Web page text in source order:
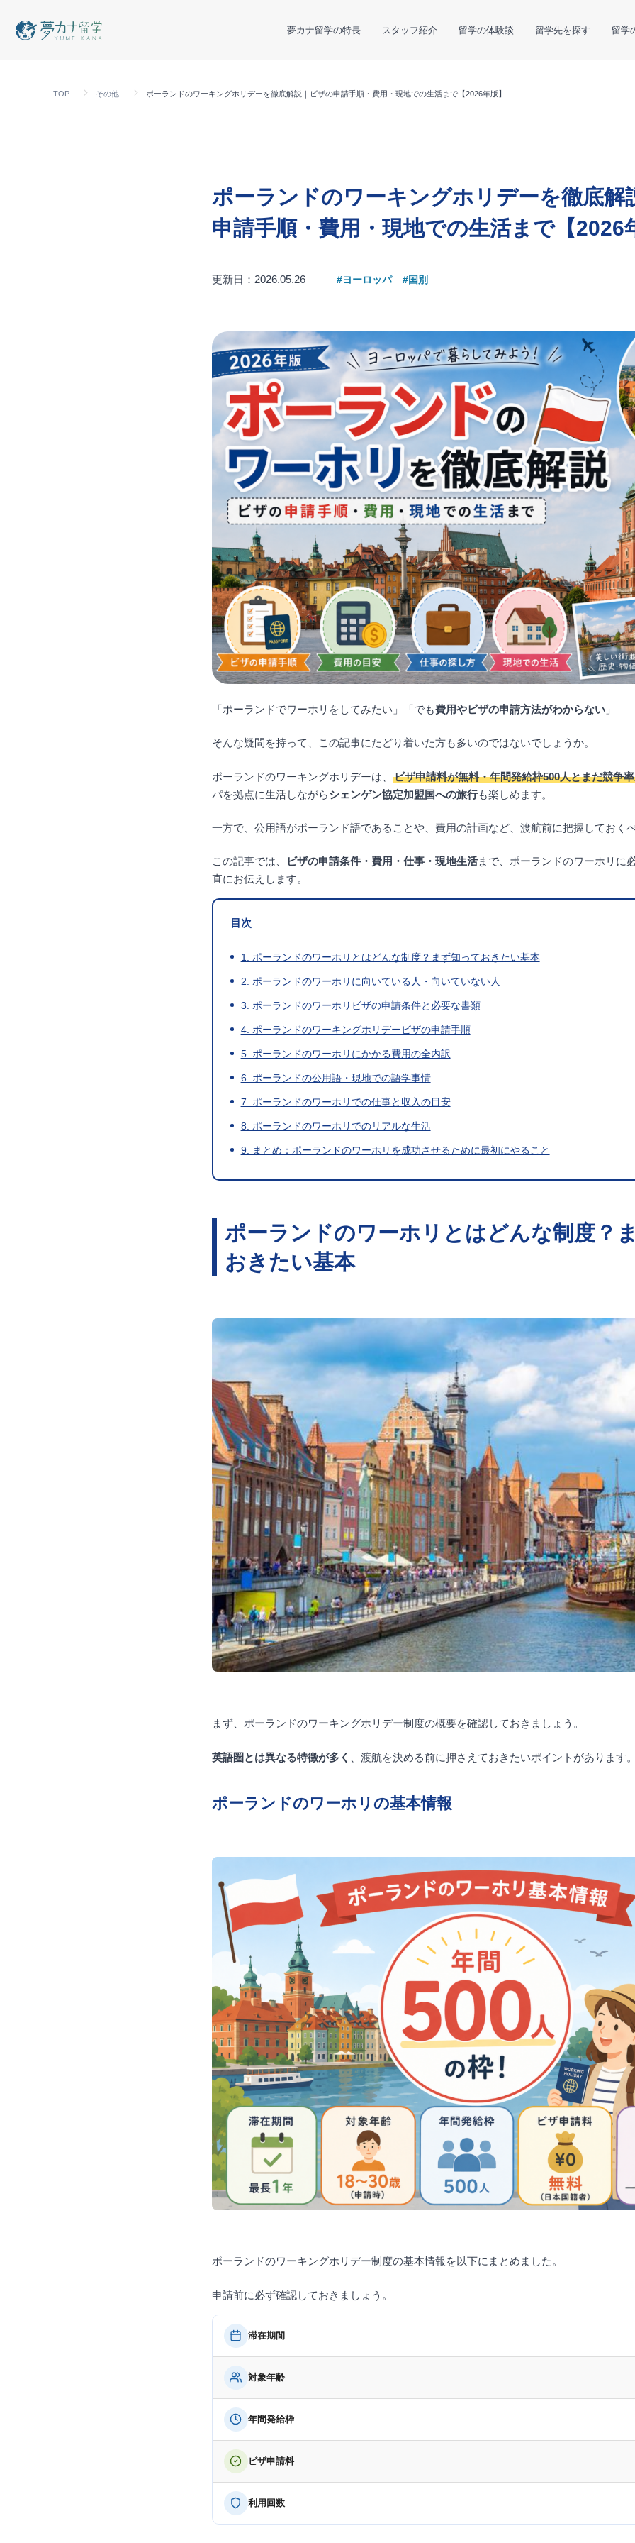
夢カナ留学の特長 スタッフ紹介 留学の体験談 留学先を探す 留学
TOP その他 ポーランドのワーキングホリデーを徹底解説｜ビザの申請手順・費用・現地での生活まで【2026年版】
ポーランドのワーキングホリデーを徹底解
申請手順・費用・現地での生活まで【2026
更新日：2026.05.26 #ヨーロッパ #国別
「ポーランドでワーホリをしてみたい」「でも費用やビザの申請方法がわからない」
そんな疑問を持って、この記事にたどり着いた方も多いのではないでしょうか。
ポーランドのワーキングホリデーは、
ビザ申請料が無料・年間発給枠500人とまだ競争
パを拠点に生活しながらシェンゲン協定加盟国への旅行も楽しめます。
一方で、公用語がポーランド語であることや、費用の計画など、渡航前に把握しておく
この記事では、 ビザの申請条件・費用・仕事・現地生活まで、ポーランドのワーホリに
直にお伝えします。
目次
1. ポーランドのワーホリとはどんな制度？まず知っておきたい基本
2. ポーランドのワーホリに向いている人・向いていない人
3. ポーランドのワーホリビザの申請条件と必要な書類
4. ポーランドのワーキングホリデービザの申請手順
5. ポーランドのワーホリにかかる費用の全内訳
6. ポーランドの公用語・現地での語学事情
7. ポーランドのワーホリでの仕事と収入の目安
8. ポーランドのワーホリでのリアルな生活
9. まとめ：ポーランドのワーホリを成功させるために最初にやること
ポーランドのワーホリとはどんな制度？
おきたい基本
まず、ポーランドのワーキングホリデー制度の概要を確認しておきましょう。
英語圏とは異なる特徴が多く 、渡航を決める前に押さえておきたいポイントがあります
ポーランドのワーホリの基本情報
ポーランドのワーキングホリデー制度の基本情報を以下にまとめました。
申請前に必ず確認しておきましょう。
滞在期間
対象年齢
年間発給枠
ビザ申請料
利用回数